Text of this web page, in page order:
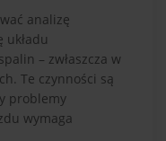
analizę
układu
– zwłaszcza w
Te czynności są
problemy
wymaga